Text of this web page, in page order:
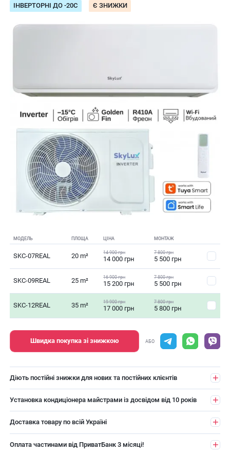
ІНВЕРТОРНІ ДО -20С Є ЗНИЖКИ
МОДЕЛЬ ПЛОЩА ЦІНА МОНТАЖ
SKC-07REAL 20 m² 14 900 грн
14 000 грн
7 800 грн
5 500 грн
SKC-09REAL 25 m² 16 900 грн
15 200 грн
7 800 грн
5 500 грн
SKC-12REAL 35 m² 19 900 грн
17 000 грн
7 800 грн
5 800 грн
Швидка покупка зі знижкою АБО
Діють постійні знижки для нових та постійних клієнтів
Установка кондиціонера майстрами із досвідом від 10 років
Доставка товару по всій Україні
Оплата частинами від ПриватБанк 3 місяці!